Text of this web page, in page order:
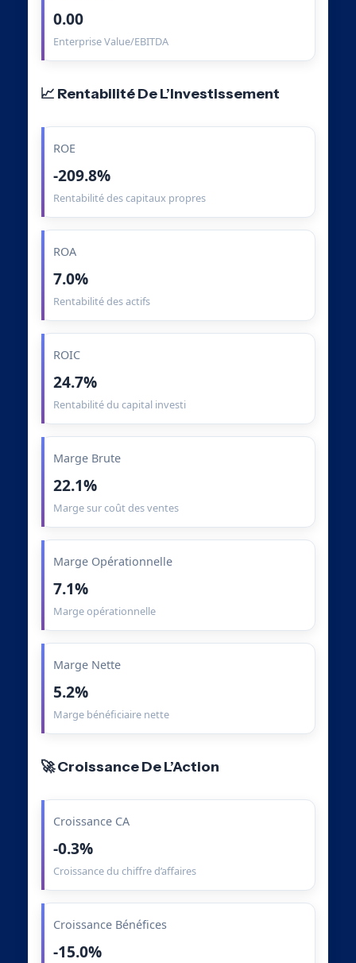
0.00
Enterprise Value/EBITDA
📈 Rentabilité De L’Investissement
ROE
-209.8%
Rentabilité des capitaux propres
ROA
7.0%
Rentabilité des actifs
ROIC
24.7%
Rentabilité du capital investi
Marge Brute
22.1%
Marge sur coût des ventes
Marge Opérationnelle
7.1%
Marge opérationnelle
Marge Nette
5.2%
Marge bénéficiaire nette
🚀 Croissance De L’Action
Croissance CA
-0.3%
Croissance du chiffre d’affaires
Croissance Bénéfices
-15.0%